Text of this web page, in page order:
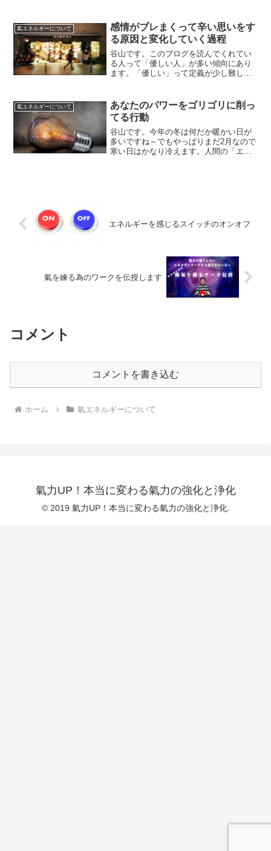
量が増える」という事になります。「自
分のエネルギーが増える...
氣エネルギーについて
感情がブレまくって辛い思いをす
る原因と変化していく過程
谷山です。このブログを読んでくれてい
る人って「優しい人」が多い傾向にあり
ます。「優しい」って定義が少し難しく
ます。特に「エンパス体質」の人なんか
は人の感情の影響を肌で感...
氣エネルギーについて
あなたのパワーをゴリゴリに削っ
てる行動
谷山です。今年の冬は何だか暖かい日が
多いですね～でもやっぱりまだ2月なので
寒い日はかなり冷えます。人間の「エネ
エネルギーを感じるスイッチのオンオフ
氣を練る為のワークを伝授します
コメント
コメントを書き込む
ホーム 氣エネルギーについて
氣力UP！本当に変わる氣力の強化と浄化
© 2019 氣力UP！本当に変わる氣力の強化と浄化.